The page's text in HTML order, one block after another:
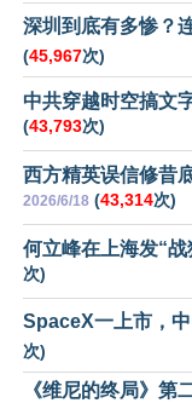
深圳到底有多惨？
(45,967次)
中共穿越时空搞文
(43,793次)
西方精英误信修昔
2026/6/18 (43,314次)
何立峰在上海发“
次)
SpaceX一上市，
次)
《维尼的终局》第